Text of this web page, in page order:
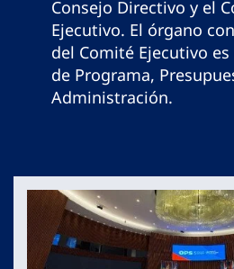
Consejo Directivo y el
Ejecutivo. El órgano
del Comité Ejecutivo
de Programa,
Administración.